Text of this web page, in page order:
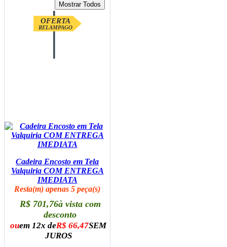
OFERTA
RELAMPAGO
Cadeira Encosto em Tela
Valquiria COM ENTREGA
IMEDIATA
Resta(m) apenas 5 peça(s)
R$ 701,76à vista com
desconto
ouem 12x deR$ 66,47SEM
JUROS